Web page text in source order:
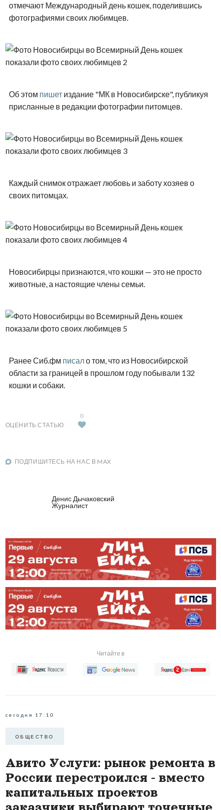
отмечают Международный день кошек, поделившись
фотографиями своих любимцев.
Об этом пишетиздание "МК в Новосибирске", публикуя
присланные в редакции фотографии питомцев.
Каждый снимок отражает любовь и заботу хозяев о
своих питомцах.
Новосибирцы признаются, что кошки — это не просто
животные, а настоящие члены семьи.
Ранее Сиб.фм писало том, что из Новосибирской
области за границей в прошлом году побывали 132
кошки и собаки.
ОЦЕНИТЬ СТАТЬЮ
0
ПОДПИШИТЕСЬ НА НАС В MAX
Денис Дычаковский
Журналист
Читайте в
сегодня 17:10
ОБЩЕСТВО
Авито Услуги: рынок ремонта в
России перестроился - вместо
капитальных проектов